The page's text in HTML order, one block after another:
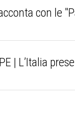
con le
| L’Italia